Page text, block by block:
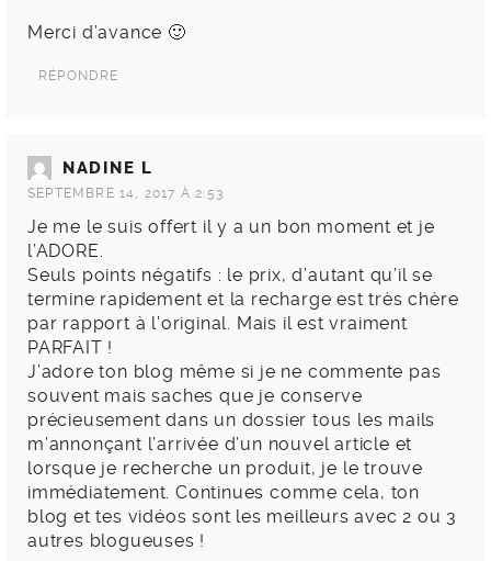
Merci d’avance 🙂
RÉPONDRE
NADINE L
SEPTEMBRE 14, 2017 À 2:53
Je me le suis offert il y a un bon moment et je
l’ADORE.
Seuls points négatifs : le prix, d’autant qu’il se
termine rapidement et la recharge est très chère
par rapport à l’original. Mais il est vraiment
PARFAIT !
J’adore ton blog même si je ne commente pas
souvent mais saches que je conserve
précieusement dans un dossier tous les mails
m’annonçant l’arrivée d’un nouvel article et
lorsque je recherche un produit, je le trouve
immédiatement. Continues comme cela, ton
blog et tes vidéos sont les meilleurs avec 2 ou 3
autres blogueuses !